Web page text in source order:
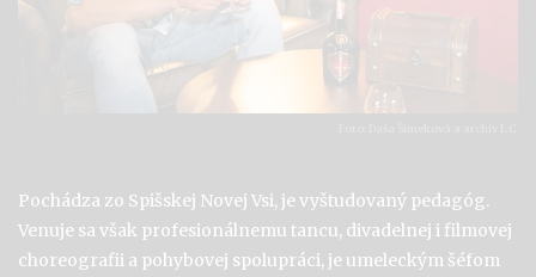
Pochádza zo Spišskej Novej Vsi, je vyštudovaný pedagóg.
Venuje sa však profesionálnemu tancu, divadelnej i filmovej
choreografii a pohybovej spolupráci, je umeleckým šéfom